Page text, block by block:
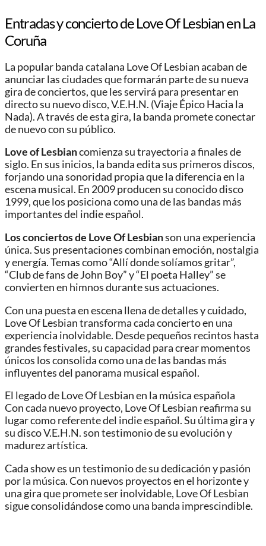
Entradas y concierto de Love Of Lesbian en La
Coruña
La popular banda catalana Love Of Lesbian acaban de
anunciar las ciudades que formarán parte de su nueva
gira de conciertos, que les servirá para presentar en
directo su nuevo disco, V.E.H.N. (Viaje Épico Hacia la
Nada). A través de esta gira, la banda promete conectar
de nuevo con su público.
Love of Lesbiancomienza su trayectoria a finales de
siglo. En sus inicios, la banda edita sus primeros discos,
forjando una sonoridad propia que la diferencia en la
escena musical. En 2009 producen su conocido disco
1999, que los posiciona como una de las bandas más
importantes del indie español.
Los conciertos de Love Of Lesbianson una experiencia
única. Sus presentaciones combinan emoción, nostalgia
y energía. Temas como “Allí donde solíamos gritar”,
“Club de fans de John Boy” y “El poeta Halley” se
convierten en himnos durante sus actuaciones.
Con una puesta en escena llena de detalles y cuidado,
Love Of Lesbian transforma cada concierto en una
experiencia inolvidable. Desde pequeños recintos hasta
grandes festivales, su capacidad para crear momentos
únicos los consolida como una de las bandas más
influyentes del panorama musical español.
El legado de Love Of Lesbian en la música española
Con cada nuevo proyecto, Love Of Lesbian reafirma su
lugar como referente del indie español. Su última gira y
su disco V.E.H.N. son testimonio de su evolución y
madurez artística.
Cada show es un testimonio de su dedicación y pasión
por la música. Con nuevos proyectos en el horizonte y
una gira que promete ser inolvidable, Love Of Lesbian
sigue consolidándose como una banda imprescindible.